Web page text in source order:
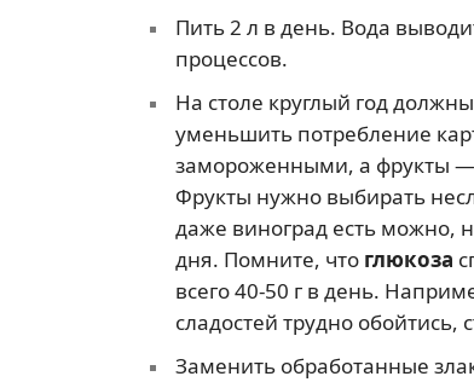
Пить 2 л в день. Вода
процессов.
На столе круглый год
уменьшить потребление
замороженными, а фрукты —
Фрукты нужно выбирать
даже виноград есть можно,
дня. Помните, что глюкоза
всего 40-50 г в день.
сладостей трудно
Заменить обработанные